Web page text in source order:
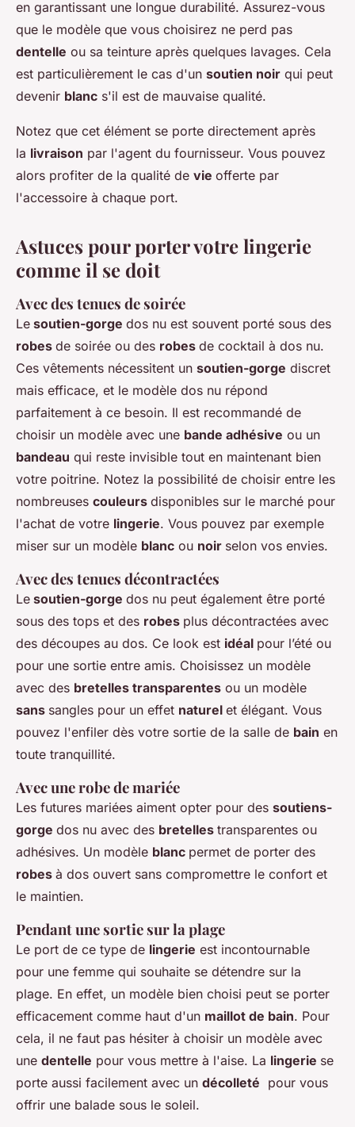
en garantissant une longue durabilité. Assurez-vous
que le modèle que vous choisirez ne perd pas
dentelle ou sa teinture après quelques lavages. Cela
est particulièrement le cas d'un soutien noir qui peut
devenir blanc s'il est de mauvaise qualité.
Notez que cet élément se porte directement après
la livraison par l'agent du fournisseur. Vous pouvez
alors profiter de la qualité de vie offerte par
l'accessoire à chaque port.
Astuces pour porter votre lingerie
comme il se doit
Avec des tenues de soirée
Le soutien-gorge dos nu est souvent porté sous des
robes de soirée ou des robes de cocktail à dos nu.
Ces vêtements nécessitent un soutien-gorge discret
mais efficace, et le modèle dos nu répond
parfaitement à ce besoin. Il est recommandé de
choisir un modèle avec une bande adhésive ou un
bandeau qui reste invisible tout en maintenant bien
votre poitrine. Notez la possibilité de choisir entre les
nombreuses couleurs disponibles sur le marché pour
l'achat de votre lingerie. Vous pouvez par exemple
miser sur un modèle blanc ou noir selon vos envies.
Avec des tenues décontractées
Le soutien-gorge dos nu peut également être porté
sous des tops et des robes plus décontractées avec
des découpes au dos. Ce look est idéal pour l’été ou
pour une sortie entre amis. Choisissez un modèle
avec des bretelles transparentes ou un modèle
sans sangles pour un effet naturel et élégant. Vous
pouvez l'enfiler dès votre sortie de la salle de bain en
toute tranquillité.
Avec une robe de mariée
Les futures mariées aiment opter pour des soutiens-
gorge dos nu avec des bretelles transparentes ou
adhésives. Un modèle blanc permet de porter des
robes à dos ouvert sans compromettre le confort et
le maintien.
Pendant une sortie sur la plage
Le port de ce type de lingerie est incontournable
pour une femme qui souhaite se détendre sur la
plage. En effet, un modèle bien choisi peut se porter
efficacement comme haut d'un maillot de bain. Pour
cela, il ne faut pas hésiter à choisir un modèle avec
une dentelle pour vous mettre à l'aise. La lingerie se
porte aussi facilement avec un décolleté pour vous
offrir une balade sous le soleil.